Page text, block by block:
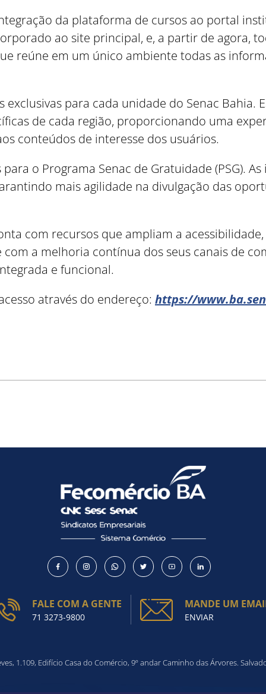
Como utilizar
da plataforma de cursos ao portal
ao site principal, e, a partir de agora,
reúne em um único ambiente todas as
para cada unidade do Senac Bahia.
de cada região, proporcionando uma
conteúdos de interesse dos usuários.
o Programa Senac de Gratuidade (PSG).
mais agilidade na divulgação das
com recursos que ampliam a
a melhoria contínua dos seus canais de
e funcional.
através do endereço: https://
FALE COM A GENTE
71 3273-9800
MANDE UM
ENVIAR
1.109, Edifício Casa do Comércio, 9º andar Caminho das Árvores.